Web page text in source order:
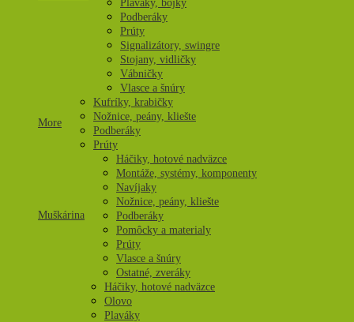
Plaváky, bójky
Podberáky
Prúty
Signalizátory, swingre
Stojany, vidličky
Vábničky
Vlasce a šnúry
More
Kufríky, krabičky
Nožnice, peány, kliešte
Podberáky
Prúty
Muškárina
Háčiky, hotové nadväzce
Montáže, systémy, komponenty
Navíjaky
Nožnice, peány, kliešte
Podberáky
Pomôcky a materialy
Prúty
Vlasce a šnúry
Ostatné, zveráky
Háčiky, hotové nadväzce
Olovo
Plaváky